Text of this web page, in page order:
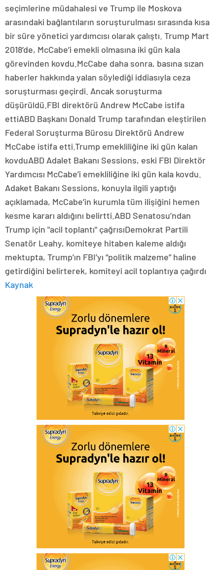
seçimlerine müdahalesi ve Trump ile Moskova
arasındaki bağlantıların soruşturulması sırasında kısa
bir süre yönetici yardımcısı olarak çalıştı. Trump Mart
2018’de, McCabe’i emekli olmasına iki gün kala
görevinden kovdu.McCabe daha sonra, basına sızan
haberler hakkında yalan söylediği iddiasıyla ceza
soruşturması geçirdi. Ancak soruşturma
düşürüldü.FBI direktörü Andrew McCabe istifa
ettiABD Başkanı Donald Trump tarafından eleştirilen
Federal Soruşturma Bürosu Direktörü Andrew
McCabe istifa etti.Trump emekliliğine iki gün kalan
kovduABD Adalet Bakanı Sessions, eski FBI Direktör
Yardımcısı McCabe’i emekliliğine iki gün kala kovdu.
Adaket Bakanı Sessions, konuyla ilgili yaptığı
açıklamada, McCabe’in kurumla tüm ilişiğini hemen
kesme kararı aldığını belirtti.ABD Senatosu’ndan
Trump için "acil toplantı" çağrısıDemokrat Partili
Senatör Leahy, komiteye hitaben kaleme aldığı
mektupta, Trump’ın FBI’yı “politik malzeme” haline
getirdiğini belirterek, komiteyi acil toplantıya çağırdı
Kaynak